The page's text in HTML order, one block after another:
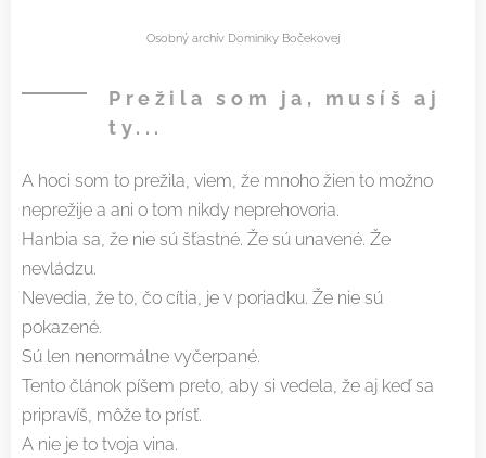
Osobný archív Dominiky Bočekovej
Prežila som ja, musíš aj
ty...
A hoci som to prežila, viem, že mnoho žien to možno
neprežije a ani o tom nikdy neprehovoria.
Hanbia sa, že nie sú šťastné. Že sú unavené. Že
nevládzu.
Nevedia, že to, čo cítia, je v poriadku. Že nie sú
pokazené.
Sú len nenormálne vyčerpané.
Tento článok píšem preto, aby si vedela, že aj keď sa
pripravíš, môže to prísť.
A nie je to tvoja vina.